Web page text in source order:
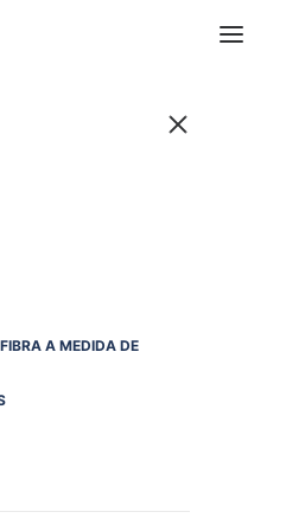
A MEDIDA DE